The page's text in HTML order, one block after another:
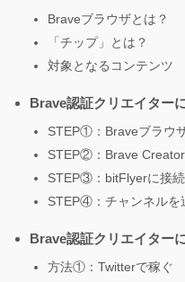
Braveブラウザとは？
「チップ」とは？
対象となるコンテンツ
Brave認証クリエイター
STEP①：Braveブラウ
STEP②：Brave
STEP③：bitFlyerに接続
STEP④：チャンネルを
Brave認証クリエイター
方法①：Twitterで稼ぐ